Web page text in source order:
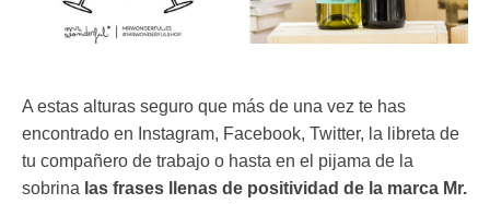
A estas alturas seguro que más de una vez te has
encontrado en Instagram, Facebook, Twitter, la libreta de
tu compañero de trabajo o hasta en el pijama de la
sobrina las frases llenas de positividad de la marca Mr.